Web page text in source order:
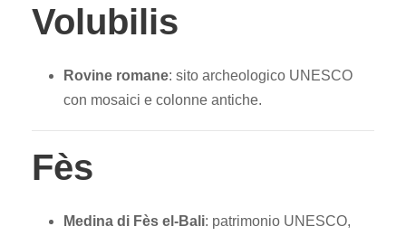
Volubilis
Rovine romane: sito archeologico UNESCO
con mosaici e colonne antiche.
Fès
Medina di Fès el-Bali: patrimonio UNESCO,